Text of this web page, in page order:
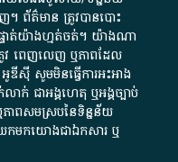
ព័ត៌មាន​ ត្រូវ​បាន​បោះ
ផ្ទាត់​យ៉ាង​ហ្មត់ចត់​។​ យ៉ាងណា​
វ​ ពេញលេញ​ ឬ​ភាព​ដែល​
ឌី​ស៊ី​ សូម​មិន​ធ្វើការ​អះអាង​
ាក់​ ជា​អង្គហេតុ​ ឬ​អង្គច្បាប់​
ាព​សម​ស្រប​នៃ​ទិន្នន័យ​
ក​មក​យោង​ជា​ឯកសារ​ ឬ​